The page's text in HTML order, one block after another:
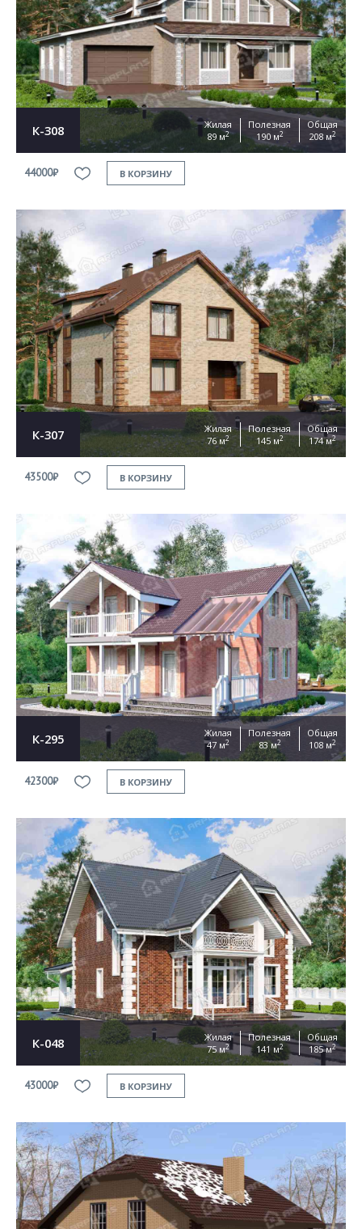
К-308
Жилая
89 м2
Полезная
190 м2
Общая
208 м2
44000₽ В КОРЗИНУ
К-307
Жилая
76 м2
Полезная
145 м2
Общая
174 м2
43500₽ В КОРЗИНУ
К-295
Жилая
47 м2
Полезная
83 м2
Общая
108 м2
42300₽ В КОРЗИНУ
К-048
Жилая
75 м2
Полезная
141 м2
Общая
185 м2
43000₽ В КОРЗИНУ